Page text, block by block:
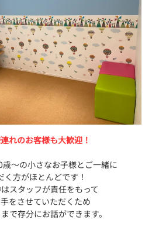
れのお客様も大歓迎！
～の小さなお子様とご一緒に
く方がほとんどです！
スタッフが責任をもって
をさせていただくため
で存分にお話ができます。